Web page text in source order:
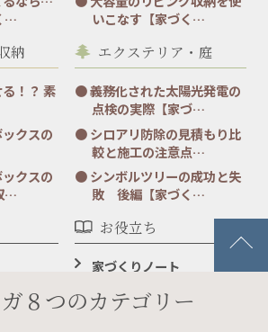
…
いこなす【家づく…
納
！？ 素
クスの
クスの
…
エクステリア・庭
義務化された太陽光発電の
点検の実際【家づ…
シロアリ防除の見積もり比
較と施工の注意点…
シンボルツリーの成功と失
敗 後編【家づく…
お役立ち
家づくりノート
ダウンロードコーナー
「転居引っ越しはがき」
８つのカテゴリー